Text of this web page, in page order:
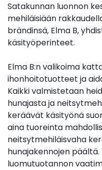
Satakunnan luonnon
mehiläisiään
brändinsä, Elma B,
käsityöperinteet.
Elma B:n valikoima
ihonhoitotuotteet ja
Kaikki valmistetaan
hunajasta ja
keräävät käsityönä
aina tuoreinta
neitsytmehiläisvaha
hunajakennojen
luomutuotannon